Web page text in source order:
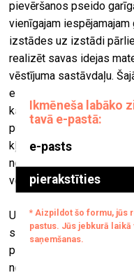
pievēršanos pseido
vienīgajam
izstādes uz izstādi
realizēt savas idejas
vēstījuma sastāvdaļu.
eņģeļi, baltais žogs ar
kā arī mirušās žurciņas,
putām, kas ir bieži
kļūst par metaforu
neitrālā vidē veidotais
vēl vairāk paspilgtina
Uzskatu, ka nomināciju
saturā un formā vienotu
par metaforu šim vai
nospiedumiem uz